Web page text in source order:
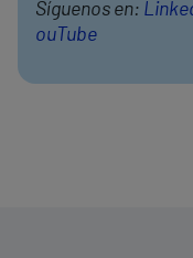
Síguenos en:
ouTube